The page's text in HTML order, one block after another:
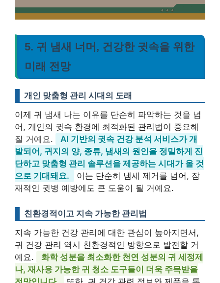
5. 귀 냄새 너머, 건강한 귓속을 위한
미래 전망
개인 맞춤형 관리 시대의 도래
이제 귀 냄새 나는 이유를 단순히 파악하는 것을 넘
어, 개인의 귓속 환경에 최적화된 관리법이 중요해
질 거예요.
AI 기반의 귓속 건강 분석 서비스가 개
발되어, 귀지의 양, 종류, 냄새의 원인을 정밀하게 진
단하고 맞춤형 관리 솔루션을 제공하는 시대가 올 것
으로 기대돼요.
이는 단순히 냄새 제거를 넘어, 잠
재적인 귓병 예방에도 큰 도움이 될 거예요.
친환경적이고 지속 가능한 관리법
지속 가능한 건강 관리에 대한 관심이 높아지면서,
귀 건강 관리 역시 친환경적인 방향으로 발전할 거
예요.
화학 성분을 최소화한 천연 성분의 귀 세정제
나, 재사용 가능한 귀 청소 도구들이 더욱 주목받을